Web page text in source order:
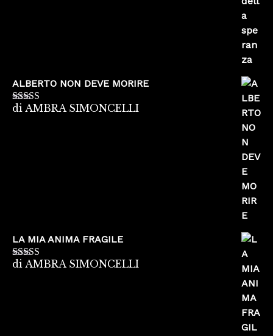
ALBERTO NON DEVE MORIRE
Valutato5su
di AMBRA SIMONCELLI
LA MIA ANIMA FRAGILE
Valutato5su
di AMBRA SIMONCELLI